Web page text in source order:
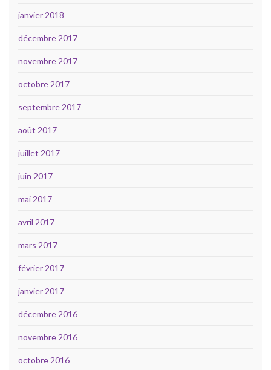
janvier 2018
décembre 2017
novembre 2017
octobre 2017
septembre 2017
août 2017
juillet 2017
juin 2017
mai 2017
avril 2017
mars 2017
février 2017
janvier 2017
décembre 2016
novembre 2016
octobre 2016